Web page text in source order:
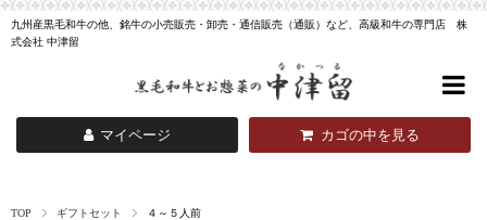
九州産黒毛和牛の他、銘牛の小売販売・卸売・通信販売（通販）など、高級和牛の専門店 株
式会社 中津留
マイページ カゴの中を見る
TOP ギフトセット ４～５人前